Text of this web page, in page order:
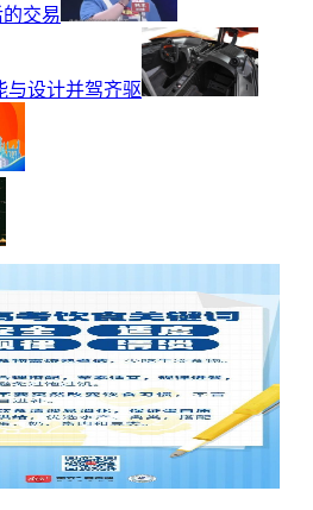
交易
与设计并驾齐驱